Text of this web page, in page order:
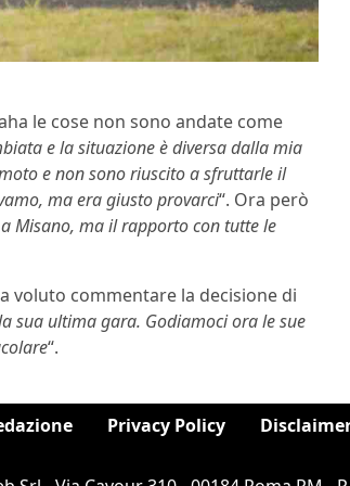
le cose non sono andate come
e la situazione è diversa dalla mia
e non sono riuscito a sfruttarle il
ma era giusto provarci“. Ora però
Misano, ma il rapporto con tutte le
voluto commentare la decisione di
sua ultima gara. Godiamoci ora le sue
“.
Privacy Policy